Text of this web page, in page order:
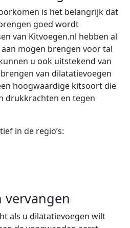
is het belangrijk dat
goed wordt
van Kitvoegen.nl hebben al
mogen brengen voor tal
u ook uitstekend van
van dilatatievoegen
hoogwaardige kitsoort die
drukkrachten en tegen
in de regio’s:
vervangen
als u dilatatievoegen wilt